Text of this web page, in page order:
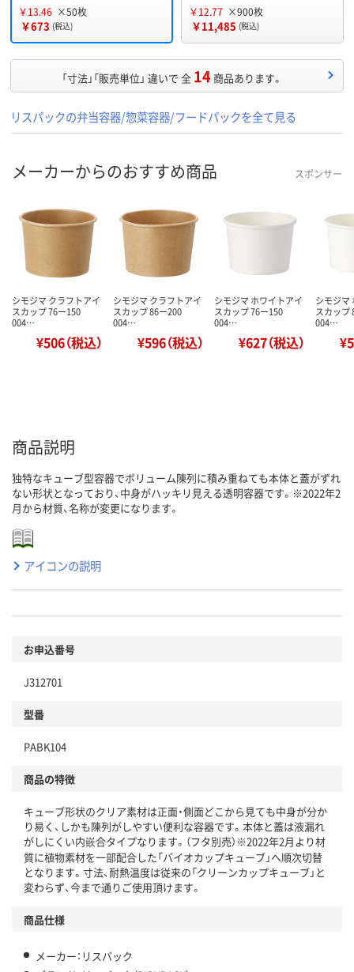
￥13.46 ×50枚
￥673 (税込)
￥12.77 ×900枚
￥11,485 (税込)
「寸法」「販売単位」 違いで 全 14 商品あります。
リスパックの弁当容器/惣菜容器/フードパックを全て見る
メーカーからのおすすめ商品 スポンサー
シモジマ クラフトアイ
スカップ 76ー150
004…
¥506（税込）
シモジマ クラフトアイ
スカップ 86ー200
004…
¥596（税込）
シモジマ ホワイトアイ
スカップ 76ー150
004…
¥627（税込）
シモジマ
スカップ
004…
商品説明
独特なキューブ型容器でボリューム陳列に積み重ねても本体と蓋がずれ
ない形状となっており、中身がハッキリ見える透明容器です。※2022年2
月から材質、名称が変更になります。
アイコンの説明
お申込番号
J312701
型番
PABK104
商品の特徴
キューブ形状のクリア素材は正面・側面どこから見ても中身が分か
り易く、しかも陳列がしやすい便利な容器です。本体と蓋は液漏れ
がしにくい内嵌合タイプなります。（フタ別売）※2022年2月より材
質に植物素材を一部配合した「バイオカップキューブ」へ順次切替
となります。寸法、耐熱温度は従来の「クリーンカップキューブ」と
変わらず、今まで通りご使用頂けます。
商品仕様
メーカー：リスパック